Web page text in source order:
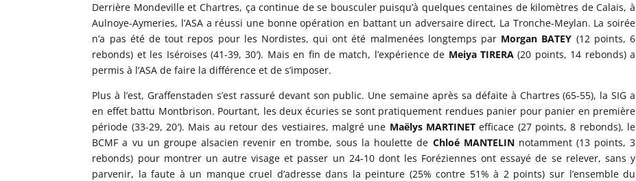
Derrière Mondeville et Chartres, ça continue de se bousculer puisqu’à quelques centaines de kilomètres de Calais, à
Aulnoye-Aymeries, l’ASA a réussi une bonne opération en battant un adversaire direct, La Tronche-Meylan. La soirée
n’a pas été de tout repos pour les Nordistes, qui ont été malmenées longtemps par Morgan BATEY (12 points, 6
rebonds) et les Iséroises (41-39, 30′). Mais en fin de match, l’expérience de Meiya TIRERA (20 points, 14 rebonds) a
permis à l’ASA de faire la différence et de s’imposer.
Plus à l’est, Graffenstaden s’est rassuré devant son public. Une semaine après sa défaite à Chartres (65-55), la SIG a
en effet battu Montbrison. Pourtant, les deux écuries se sont pratiquement rendues panier pour panier en première
période (33-29, 20′). Mais au retour des vestiaires, malgré une Maëlys MARTINET efficace (27 points, 8 rebonds), le
BCMF a vu un groupe alsacien revenir en trombe, sous la houlette de Chloé MANTELINnotamment (13 points, 3
rebonds) pour montrer un autre visage et passer un 24-10 dont les Foréziennes ont essayé de se relever, sans y
parvenir, la faute à un manque cruel d’adresse dans la peinture (25% contre 51% à 2 points) sur l’ensemble du